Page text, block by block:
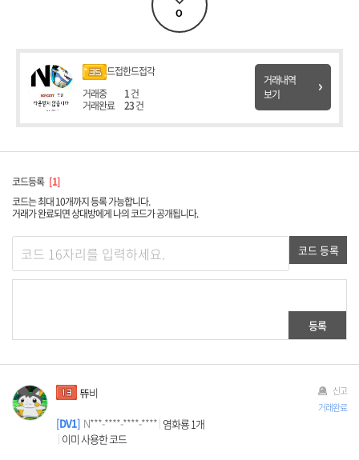
0
드접한드접각
거래중
1건
거래완료
23건
거래내역
보기
코드등록 1
코드는 최대 10개까지 등록 가능합니다.
거래가 완료되면 상대방에게 나의 코드가 공개됩니다.
코드 등록
등록
뜌비
DV1 N***-****-****-**** 염화룡 1개
이미 사용한 코드
거래완료
신고